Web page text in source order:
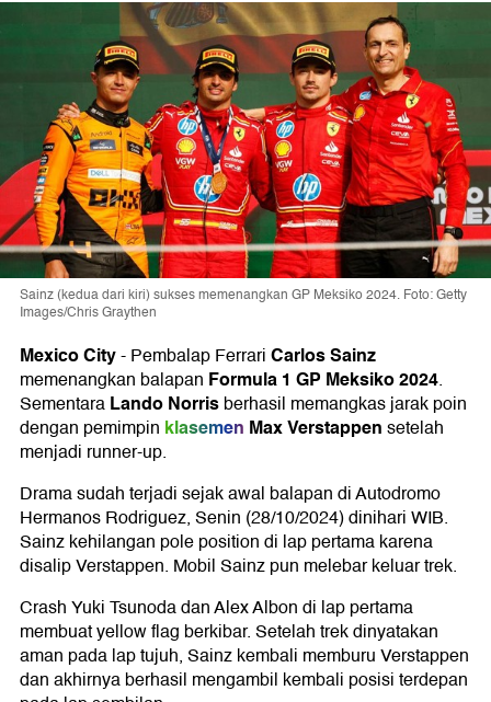
Sainz (kedua dari kiri) sukses memenangkan GP Meksiko 2024. Foto: Getty
Images/Chris Graythen
Mexico City-Pembalap FerrariCarlos Sainz
memenangkan balapan Formula 1 GP Meksiko 2024.
SementaraLando Norrisberhasil memangkas jarak poin
dengan pemimpin klasemen Max Verstappensetelah
menjadi runner-up.
Drama sudah terjadi sejak awal balapan di Autodromo
Hermanos Rodriguez, Senin (28/10/2024) dinihari WIB.
Sainz kehilangan pole position di lap pertama karena
disalip Verstappen. Mobil Sainz pun melebar keluar trek.
Crash Yuki Tsunoda dan Alex Albon di lap pertama
membuat yellow flag berkibar. Setelah trek dinyatakan
aman pada lap tujuh, Sainz kembali memburu Verstappen
dan akhirnya berhasil mengambil kembali posisi terdepan